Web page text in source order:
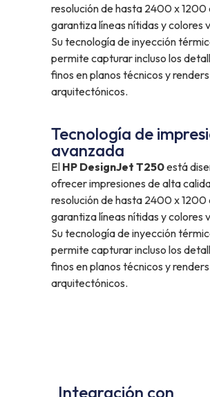
resolución de hasta 2400 x 1200
garantiza líneas nítidas y colores
Su tecnología de inyección
permite capturar incluso los
finos en planos técnicos y renders
arquitectónicos.
Tecnología de
avanzada
El HP DesignJet T250está
ofrecer impresiones de alta
resolución de hasta 2400 x 1200
garantiza líneas nítidas y colores
Su tecnología de inyección
permite capturar incluso los
finos en planos técnicos y renders
arquitectónicos.
Integración con